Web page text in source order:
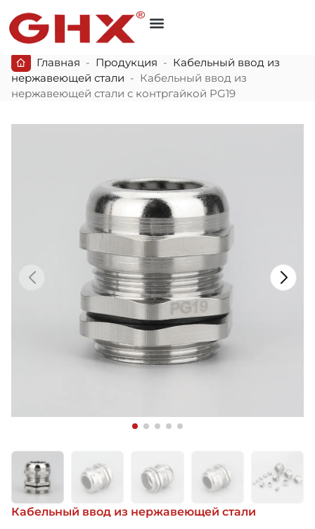
Главная - Продукция - Кабельный ввод из
нержавеющей стали - Кабельный ввод из
нержавеющей стали с контргайкой PG19
Кабельный ввод из нержавеющей стали